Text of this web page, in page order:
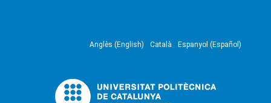
Anglès (English) Català Espanyol (Español)